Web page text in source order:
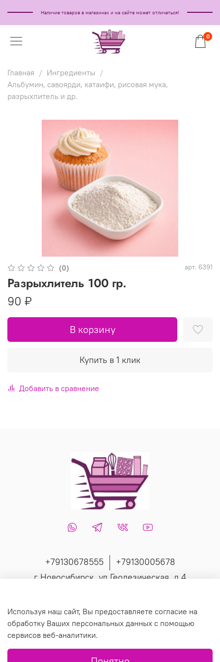
Наличие товаров в магазинах и на сайте может отличаться!
0
Главная
Ингредиенты
Альбумин, савоярди, катаифи, рисовая мука,
разрыхлитель и др.
(0) арт. 6391
Разрыхлитель 100 гр.
90 ₽
В корзину
Купить в 1 клик
Добавить в сравнение
+79130678555
+79130005678
г Новосибирск, ул Геодезическая, д 4
© 2019 Любое использование контента без письменного
разрешения запрещено.
Используя наш сайт, Вы предоставляете согласие на
обработку Ваших персональных данных с помощью
сервисов веб-аналитики.